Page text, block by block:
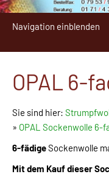
Navigation einblenden
OPAL 6-
Sie sind hier:
» OPAL Sockenwolle 6-
6-fädigeSockenwolle
Mit dem Kauf dieser